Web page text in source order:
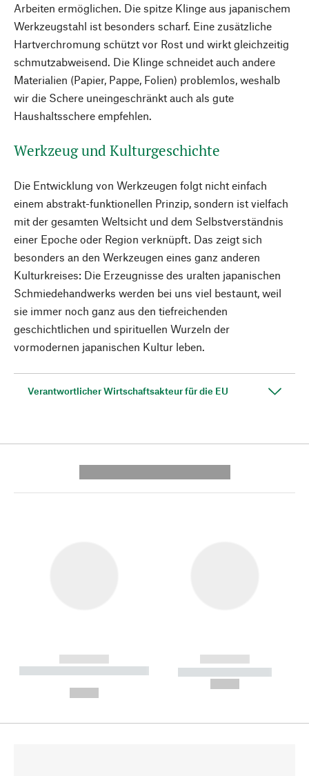
Arbeiten ermöglichen. Die spitze Klinge aus japanischem
Werkzeugstahl ist besonders scharf. Eine zusätzliche
Hartverchromung schützt vor Rost und wirkt gleichzeitig
schmutzabweisend. Die Klinge schneidet auch andere
Materialien (Papier, Pappe, Folien) problemlos, weshalb
wir die Schere uneingeschränkt auch als gute
Haushaltsschere empfehlen.
Werkzeug und Kulturgeschichte
Die Entwicklung von Werkzeugen folgt nicht einfach
einem abstrakt-funktionellen Prinzip, sondern ist vielfach
mit der gesamten Weltsicht und dem Selbstverständnis
einer Epoche oder Region verknüpft. Das zeigt sich
besonders an den Werkzeugen eines ganz anderen
Kulturkreises: Die Erzeugnisse des uralten japanischen
Schmiedehandwerks werden bei uns viel bestaunt, weil
sie immer noch ganz aus den tiefreichenden
geschichtlichen und spirituellen Wurzeln der
vormodernen japanischen Kultur leben.
Verantwortlicher Wirtschaftsakteur für die EU
------------
----------- ----------- --------
------------
----------- -----------